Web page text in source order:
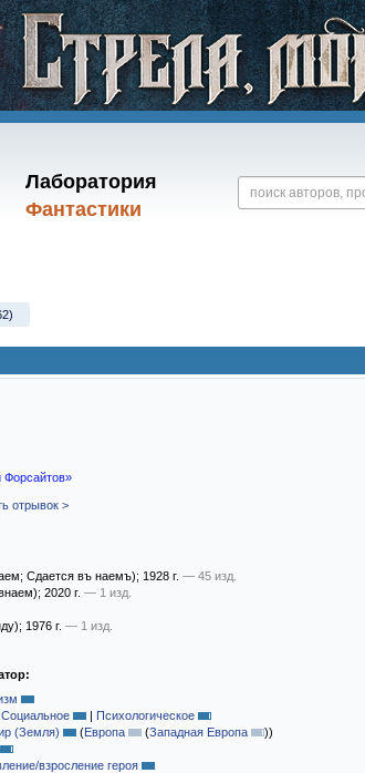
Лаборатория
Фантастики
Форсайтов»
отрывок >
Сдается въ наемъ); 1928 г. — 45 изд.
; 2020 г. — 1 изд.
; 1976 г. — 1 изд.
Социальное | Психологическое
(Земля) (Европа (Западная Европа ))
взросление героя